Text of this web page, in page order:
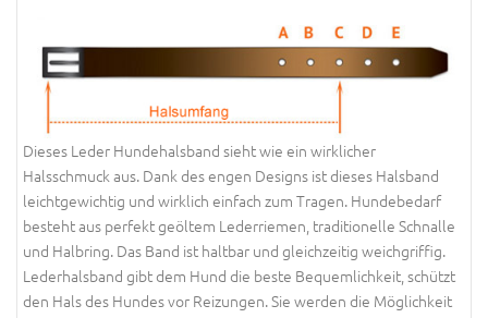
Dieses Leder Hundehalsband sieht wie ein wirklicher
Halsschmuck aus. Dank des engen Designs ist dieses Halsband
leichtgewichtig und wirklich einfach zum Tragen. Hundebedarf
besteht aus perfekt geöltem Lederriemen, traditionelle Schnalle
und Halbring. Das Band ist haltbar und gleichzeitig weichgriffig.
Lederhalsband gibt dem Hund die beste Bequemlichkeit, schützt
den Hals des Hundes vor Reizungen. Sie werden die Möglichkeit